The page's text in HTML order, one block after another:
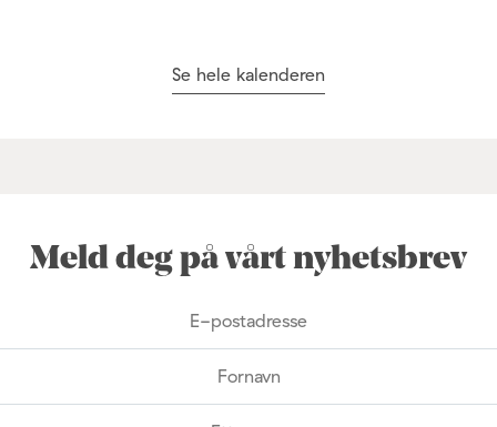
Se hele kalenderen
Meld deg på vårt nyhetsbrev